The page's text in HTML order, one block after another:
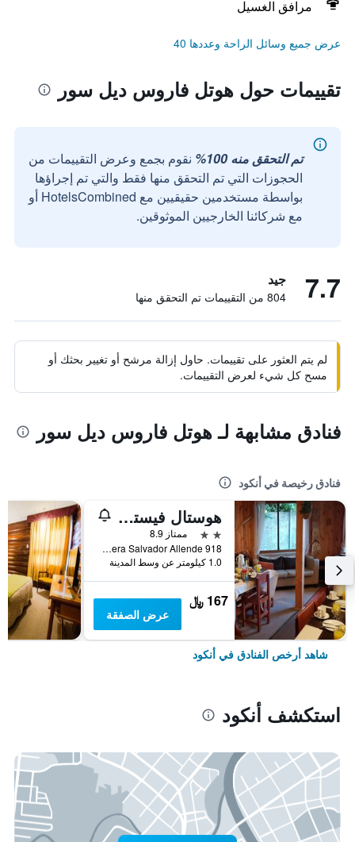
مرافق الغسيل
عرض جميع وسائل الراحة وعددها 40
تقييمات حول هوتل فاروس ديل سور
تم التحقق منه 100%
نقوم بجمع وعرض التقييمات من
الحجوزات التي تم التحقق منها فقط والتي تم إجراؤها
بواسطة مستخدمين حقيقيين مع HotelsCombined أو
مع شركائنا الخارجيين الموثوقين.
7.7 جيد
804 من التقييمات تم التحقق منها
لم يتم العثور على تقييمات. حاول إزالة مرشح أو تغيير بحثك أو
مسح كل شيء لعرض التقييمات.
فنادق مشابهة لـ هوتل فاروس ديل سور
فنادق رخيصة في أنكود
هوستال فيستا أل مار
2 نجمتين
ممتاز 8.9
Avda. Costanera Salvador Allende 918, أنكود, شيلي
1.0 كيلومتر عن وسط المدينة
167 ﷼
عرض الصفقة
شاهد أرخص الفنادق في أنكود
استكشف أنكود